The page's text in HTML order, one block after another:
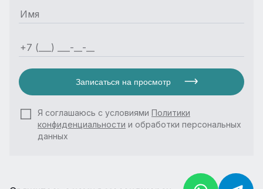
Записаться на просмотр
Я соглашаюсь с условиями Политики
конфиденциальности и обработки персональных
данных